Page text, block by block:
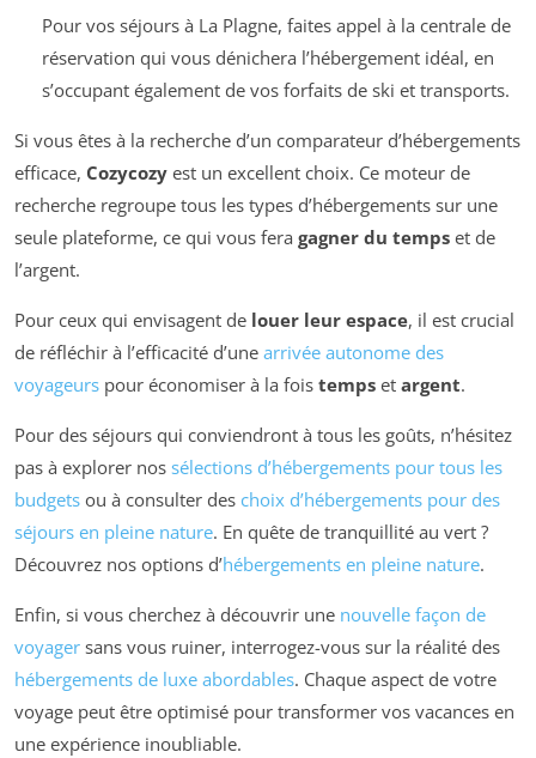
Pour vos séjours à La Plagne, faites appel à la centrale de
réservation qui vous dénichera l’hébergement idéal, en
s’occupant également de vos forfaits de ski et transports.
Si vous êtes à la recherche d’un comparateur d’hébergements
efficace, Cozycozy est un excellent choix. Ce moteur de
recherche regroupe tous les types d’hébergements sur une
seule plateforme, ce qui vous fera gagner du temps et de
l’argent.
Pour ceux qui envisagent de louer leur espace, il est crucial
de réfléchir à l’efficacité d’une arrivée autonome des
voyageurs pour économiser à la fois temps et argent.
Pour des séjours qui conviendront à tous les goûts, n’hésitez
pas à explorer nos sélections d’hébergements pour tous les
budgets ou à consulter des choix d’hébergements pour des
séjours en pleine nature. En quête de tranquillité au vert ?
Découvrez nos options d’hébergements en pleine nature.
Enfin, si vous cherchez à découvrir une nouvelle façon de
voyager sans vous ruiner, interrogez-vous sur la réalité des
hébergements de luxe abordables. Chaque aspect de votre
voyage peut être optimisé pour transformer vos vacances en
une expérience inoubliable.